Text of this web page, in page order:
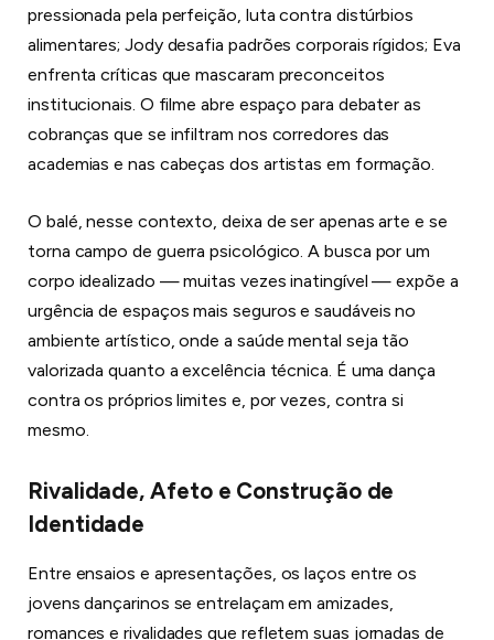
pressionada pela perfeição, luta contra distúrbios
alimentares; Jody desafia padrões corporais rígidos; Eva
enfrenta críticas que mascaram preconceitos
institucionais. O filme abre espaço para debater as
cobranças que se infiltram nos corredores das
academias e nas cabeças dos artistas em formação.
O balé, nesse contexto, deixa de ser apenas arte e se
torna campo de guerra psicológico. A busca por um
corpo idealizado — muitas vezes inatingível — expõe a
urgência de espaços mais seguros e saudáveis no
ambiente artístico, onde a saúde mental seja tão
valorizada quanto a excelência técnica. É uma dança
contra os próprios limites e, por vezes, contra si
mesmo.
Rivalidade, Afeto e Construção de
Identidade
Entre ensaios e apresentações, os laços entre os
jovens dançarinos se entrelaçam em amizades,
romances e rivalidades que refletem suas jornadas de